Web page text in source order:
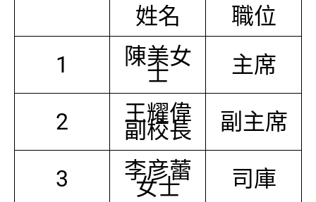
姓名
職位
1
陳美女
士 主席
2 王耀偉
副校長 副主席
3 李彦蕾
女士 司庫